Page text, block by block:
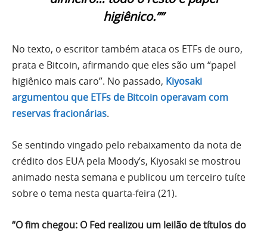
higiênico.””
No texto, o escritor também ataca os ETFs de ouro,
prata e Bitcoin, afirmando que eles são um “papel
higiênico mais caro”. No passado, Kiyosaki
argumentou que ETFs de Bitcoin operavam com
reservas fracionárias.
Se sentindo vingado pelo rebaixamento da nota de
crédito dos EUA pela Moody’s, Kiyosaki se mostrou
animado nesta semana e publicou um terceiro tuíte
sobre o tema nesta quarta-feira (21).
“O fim chegou: O Fed realizou um leilão de títulos do